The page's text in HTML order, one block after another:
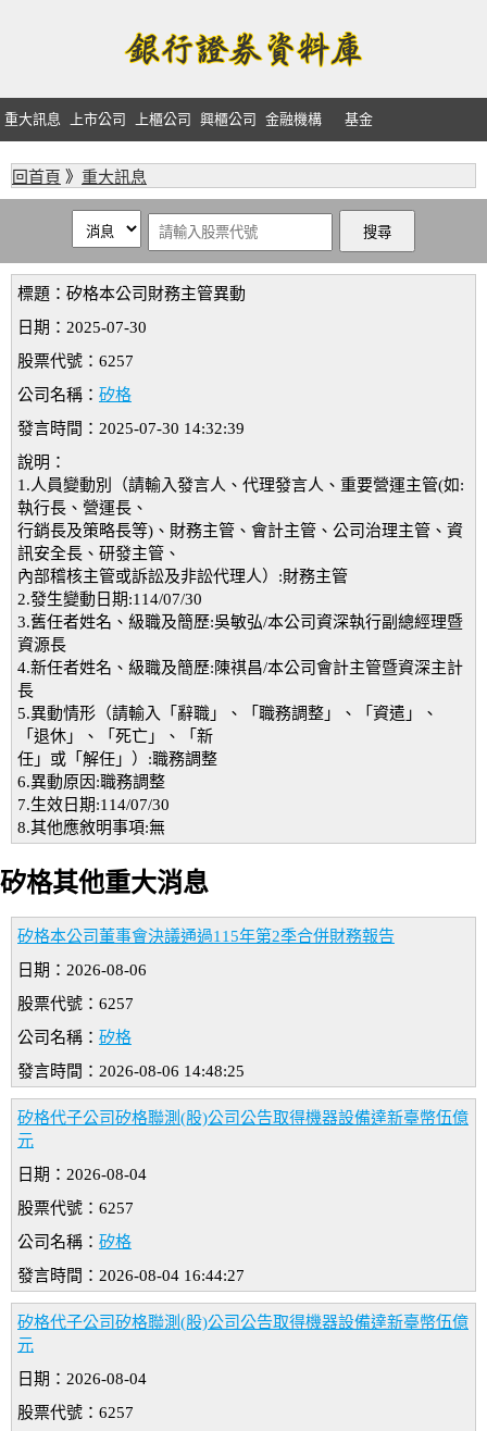
重大訊息 上市公司 上櫃公司 興櫃公司 金融機構 基金
回首頁 》 重大訊息
標題：矽格本公司財務主管異動
日期：2025-07-30
股票代號：6257
公司名稱： 矽格
發言時間：2025-07-30 14:32:39
說明：
1.人員變動別（請輸入發言人、代理發言人、重要營運主管(如:
執行長、營運長、
行銷長及策略長等)、財務主管、會計主管、公司治理主管、資
訊安全長、研發主管、
內部稽核主管或訴訟及非訟代理人）:財務主管
2.發生變動日期:114/07/30
3.舊任者姓名、級職及簡歷:吳敏弘/本公司資深執行副總經理暨
資源長
4.新任者姓名、級職及簡歷:陳祺昌/本公司會計主管暨資深主計
長
5.異動情形（請輸入「辭職」、「職務調整」、「資遣」、
「退休」、「死亡」、「新
任」或「解任」）:職務調整
6.異動原因:職務調整
7.生效日期:114/07/30
8.其他應敘明事項:無
矽格其他重大消息
矽格本公司董事會決議通過115年第2季合併財務報告
日期：2026-08-06
股票代號：6257
公司名稱： 矽格
發言時間：2026-08-06 14:48:25
矽格代子公司矽格聯測(股)公司公告取得機器設備達新臺幣伍億
元
日期：2026-08-04
股票代號：6257
公司名稱： 矽格
發言時間：2026-08-04 16:44:27
矽格代子公司矽格聯測(股)公司公告取得機器設備達新臺幣伍億
元
日期：2026-08-04
股票代號：6257